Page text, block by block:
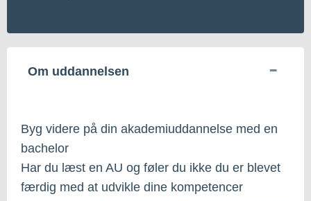
Om uddannelsen
Byg videre på din akademiuddannelse med en
bachelor
Har du læst en AU og føler du ikke du er blevet
færdig med at udvikle dine kompetencer